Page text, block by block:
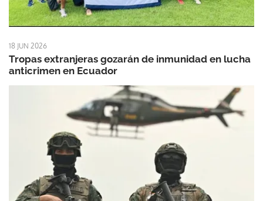
18 JUN 2026
Tropas extranjeras gozarán de inmunidad en lucha
anticrimen en Ecuador